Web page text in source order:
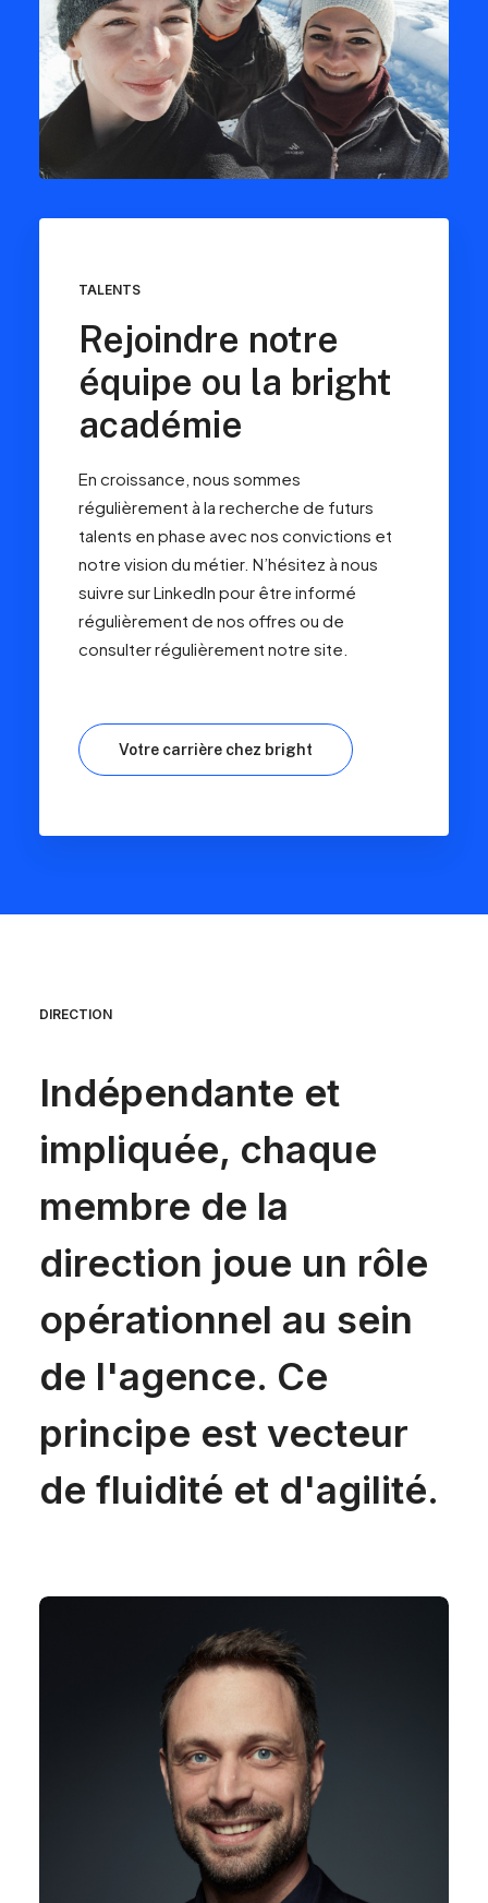
TALENTS
Rejoindre notre
équipe ou la bright
académie
En croissance, nous sommes
régulièrement à la recherche de futurs
talents en phase avec nos convictions et
notre vision du métier. N’hésitez à nous
suivre sur LinkedIn pour être informé
régulièrement de nos offres ou de
consulter régulièrement notre site.
Votre carrière chez bright
DIRECTION
Indépendante et
impliquée, chaque
membre de la
direction joue un rôle
opérationnel au sein
de l'agence. Ce
principe est vecteur
de fluidité et d'agilité.